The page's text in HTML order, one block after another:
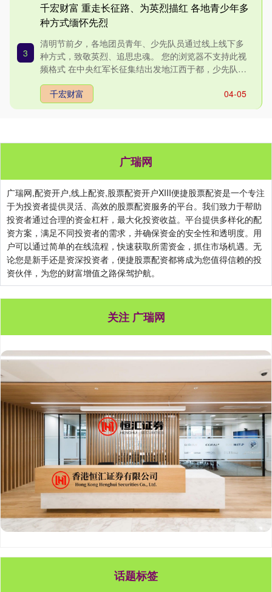
3
千宏财富 重走长征路、为英烈描红 各地青少年多
种方式缅怀先烈
清明节前夕，各地团员青年、少先队员通过线上线下多
种方式，致敬英烈、追思忠魂。 您的浏览器不支持此视
频格式 在中央红军长征集结出发地江西于都，少先队员
代表来到革命....
04-05
千宏财富
广瑞网
广瑞网,配资开户,线上配资,股票配资开户XIII‌便捷股票配资是一个专注
于为投资者提供灵活、高效的股票配资服务的平台。我们致力于帮助
投资者通过合理的资金杠杆，最大化投资收益。平台提供多样化的配
资方案，满足不同投资者的需求，并确保资金的安全性和透明度。用
户可以通过简单的在线流程，快速获取所需资金，抓住市场机遇。无
论您是新手还是资深投资者，便捷股票配资都将成为您值得信赖的投
资伙伴，为您的财富增值之路保驾护航。
关注 广瑞网
话题标签